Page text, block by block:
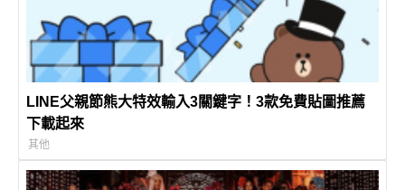
LINE父親節熊大特效輸入3關鍵字！3款免費貼圖推薦
下載起來
其他